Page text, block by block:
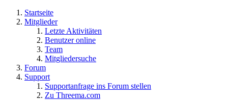
Startseite
Mitglieder
Letzte Aktivitäten
Benutzer online
Team
Mitgliedersuche
Forum
Support
Supportanfrage ins Forum stellen
Zu Threema.com